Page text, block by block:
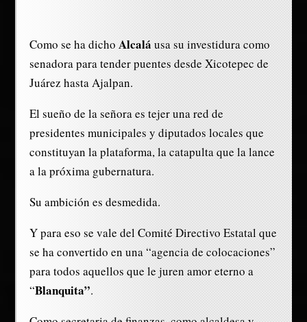
Como se ha dicho Alcalá usa su investidura como
senadora para tender puentes desde Xicotepec de
Juárez hasta Ajalpan.
El sueño de la señora es tejer una red de
presidentes municipales y diputados locales que
constituyan la plataforma, la catapulta que la lance
a la próxima gubernatura.
Su ambición es desmedida.
Y para eso se vale del Comité Directivo Estatal que
se ha convertido en una “agencia de colocaciones”
para todos aquellos que le juren amor eterno a
“Blanquita”.